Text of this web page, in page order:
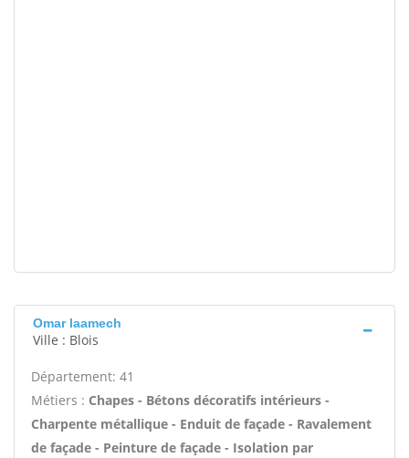
Omar laamech
Ville : Blois
Département: 41
Métiers : Chapes - Bétons décoratifs intérieurs -
Charpente métallique - Enduit de façade - Ravalement
de façade - Peinture de façade - Isolation par